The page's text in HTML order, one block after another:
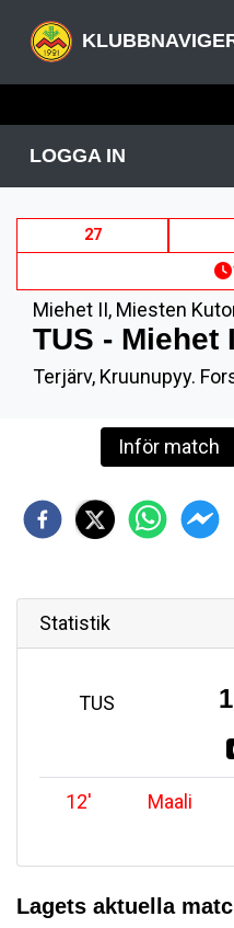
LOGGA IN
27
Miehet II, Miesten
TUS - Miehet
Terjärv, Kruunupyy.
Inför match
Statistik
TUS
12' Maali
Lagets aktuella